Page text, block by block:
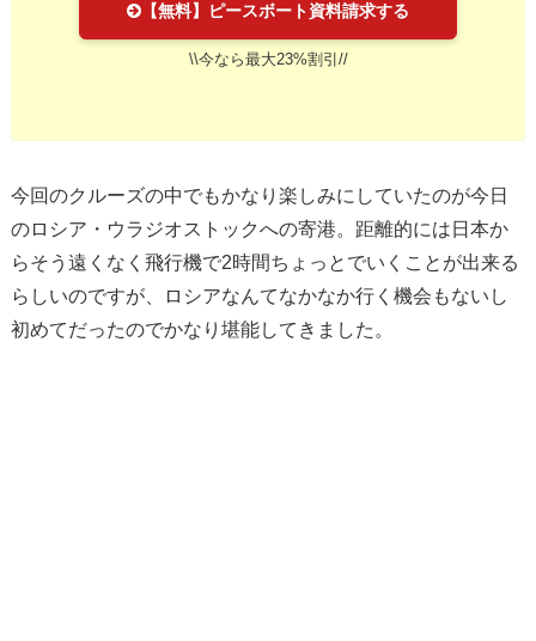
【無料】ピースボート資料請求する
\\今なら最大23%割引//
今回のクルーズの中でもかなり楽しみにしていたのが今日
のロシア・ウラジオストックへの寄港。距離的には日本か
らそう遠くなく飛行機で2時間ちょっとでいくことが出来る
らしいのですが、ロシアなんてなかなか行く機会もないし
初めてだったのでかなり堪能してきました。